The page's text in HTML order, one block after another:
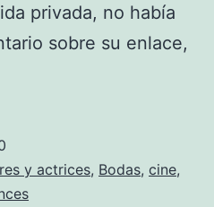
privada, no había
sobre su enlace,
y actrices, Bodas, cine,